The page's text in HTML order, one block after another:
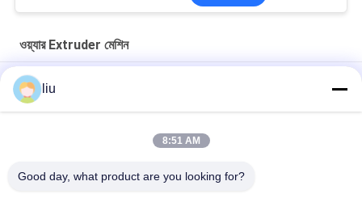
ওয়্যার Extruder মেশিন
শিল্প উৎপাদনের জন্য 80mm স্ক্রু ওয়্যার এক্সট্রুশন লাইন মেশিনারি
1800 কেজি ওয়্যার এক্সট্রুডার মেশিন 200 কেজি / ঘন্টা 2000 মিমি স্ক্রু এবং 3200 মিমি
liu
8:51 AM
Good day, what product are you looking for?